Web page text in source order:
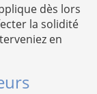
dès lors
la solidité
en